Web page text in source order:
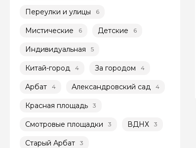
Переулки и улицы 6
Мистические 6 Детские 6
Индивидуальная 5
Китай-город 4 За городом 4
Арбат 4 Александровский сад 4
Красная площадь 3
Смотровые площадки 3 ВДНХ 3
Старый Арбат 3